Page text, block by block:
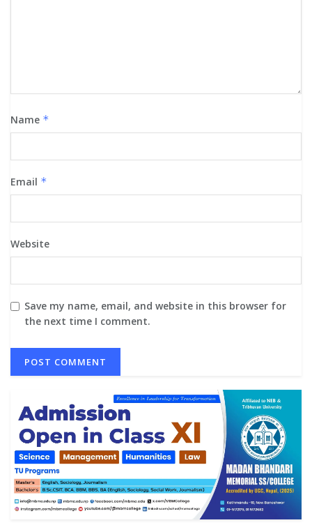
Name *
Email *
Website
Save my name, email, and website in this browser for
the next time I comment.